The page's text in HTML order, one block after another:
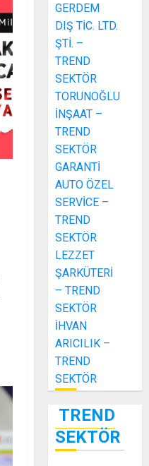
GERDEM
DIŞ TİC. LTD.
ŞTİ. –
TREND
SEKTÖR
TORUNOĞLU
İNŞAAT –
TREND
SEKTÖR
GARANTİ
AUTO ÖZEL
SERVİCE –
TREND
SEKTÖR
LEZZET
ŞARKÜTERİ
– TREND
SEKTÖR
İHVAN
ARICILIK –
TREND
SEKTÖR
TREND
SEKTÖR